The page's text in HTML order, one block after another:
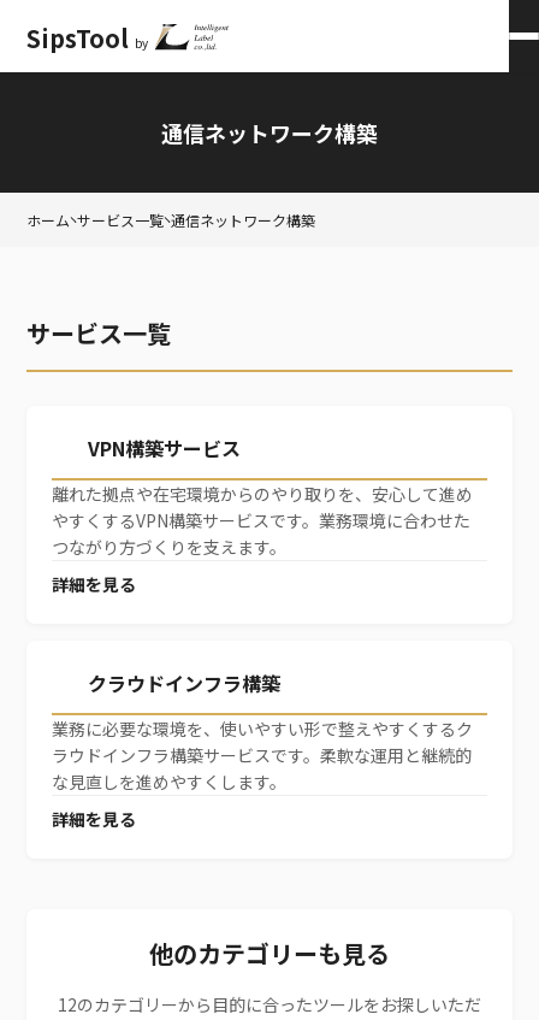
SipsTool by
通信ネットワーク構築
ホーム サービス一覧 通信ネットワーク構築
サービス一覧
VPN構築サービス
離れた拠点や在宅環境からのやり取りを、安心して進め
やすくするVPN構築サービスです。業務環境に合わせた
つながり方づくりを支えます。
詳細を見る
クラウドインフラ構築
業務に必要な環境を、使いやすい形で整えやすくするク
ラウドインフラ構築サービスです。柔軟な運用と継続的
な見直しを進めやすくします。
詳細を見る
他のカテゴリーも見る
12のカテゴリーから目的に合ったツールをお探しいただ